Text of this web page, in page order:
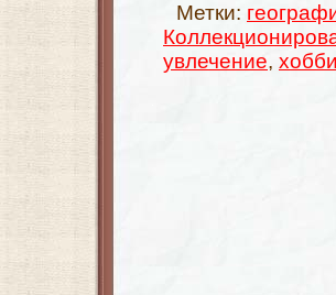
Метки:
увлечение, хобби